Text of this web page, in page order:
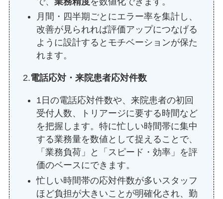
月間・四半期ごとにエラー率を集計し、
改善が見られれば評価アップにつなげる
ように設計するとモチベーションが保た
れます。
2.電話応対・来院患者応対件数
1日の電話応対件数や、来院患者の初回
受付人数、トリアージに要する時間など
を把握します。特に忙しい時間帯に集中
する業務量を数値として捉えることで、
「業務負荷」と「スピード・効率」を評
価のベースにできます。
忙しい時間帯の応対件数が多いスタッフ
ほど負担が大きいことが明確化され、勤